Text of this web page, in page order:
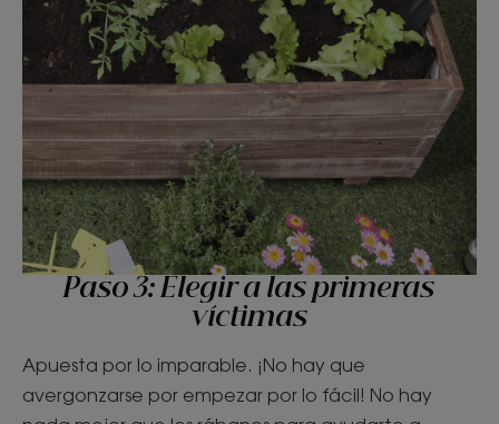
Paso 3: Elegir a las primeras
víctimas
Apuesta por lo imparable. ¡No hay que
avergonzarse por empezar por lo fácil! No hay